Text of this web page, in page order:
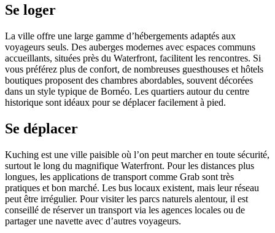
Se loger
La ville offre une large gamme d’hébergements adaptés aux
voyageurs seuls. Des auberges modernes avec espaces communs
accueillants, situées près du Waterfront, facilitent les rencontres. Si
vous préférez plus de confort, de nombreuses guesthouses et hôtels
boutiques proposent des chambres abordables, souvent décorées
dans un style typique de Bornéo. Les quartiers autour du centre
historique sont idéaux pour se déplacer facilement à pied.
Se déplacer
Kuching est une ville paisible où l’on peut marcher en toute sécurité,
surtout le long du magnifique Waterfront. Pour les distances plus
longues, les applications de transport comme Grab sont très
pratiques et bon marché. Les bus locaux existent, mais leur réseau
peut être irrégulier. Pour visiter les parcs naturels alentour, il est
conseillé de réserver un transport via les agences locales ou de
partager une navette avec d’autres voyageurs.